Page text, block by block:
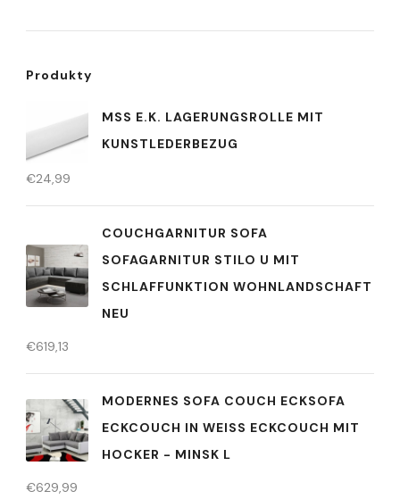
Produkty
MSS E.K. LAGERUNGSROLLE MIT
KUNSTLEDERBEZUG
€24,99
COUCHGARNITUR SOFA
SOFAGARNITUR STILO U MIT
SCHLAFFUNKTION WOHNLANDSCHAFT
NEU
€619,13
MODERNES SOFA COUCH ECKSOFA
ECKCOUCH IN WEISS ECKCOUCH MIT
HOCKER - MINSK L
€629,99